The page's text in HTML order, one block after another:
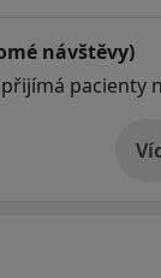
návštěvy)
pacienty